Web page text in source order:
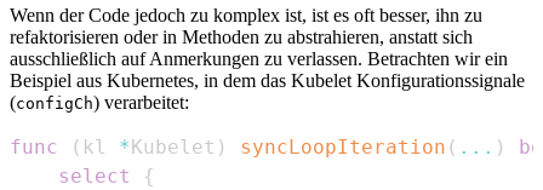
Wenn der Code jedoch zu komplex ist, ist es oft besser, ihn zu
refaktorisieren oder in Methoden zu abstrahieren, anstatt sich
ausschließlich auf Anmerkungen zu verlassen. Betrachten wir ein
Beispiel aus Kubernetes, in dem das Kubelet Konfigurationssignale
(configCh) verarbeitet:
func ( kl *Kubelet ) syncLoopIteration ( ... )
select
{